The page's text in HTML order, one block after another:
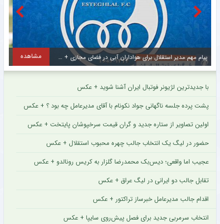
پنجره بسته و استراتژی جدید سهراب بختیاری‌زاده مشاهده
با جدیدترین لژیونر فوتبال ایران آشنا شوید + عکس
پشت پرده جلسه ناگهانی جواد نکونام با آقای مدیرعامل چه بود ؟ + عکس
اولین تصاویر از ستاره جدید و گران قیمت سرخپوشان پایتخت + عکس
حضور در لیگ یک انتخاب جالب چهره محبوب استقلال + عکس
عجیب اما واقعی؛ دیس‌بک محمدرضا گلزار به کریس رونالدو + عکس
تقابل جالب دو ایرانی در لیگ عراق + عکس
اقدام جالب مدیرعامل خبرساز تراکتور + عکس
انتخاب سرمربی جدید برای فصل پیش‌روی سایپا + عکس